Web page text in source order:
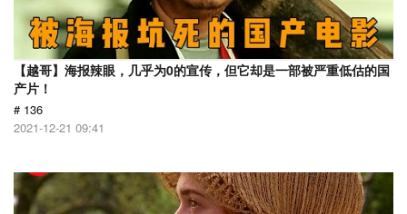
【越哥】海报辣眼，几乎为0的宣传，但它却是一部被严重低估的国
产片！
# 136
2021-12-21 09:41